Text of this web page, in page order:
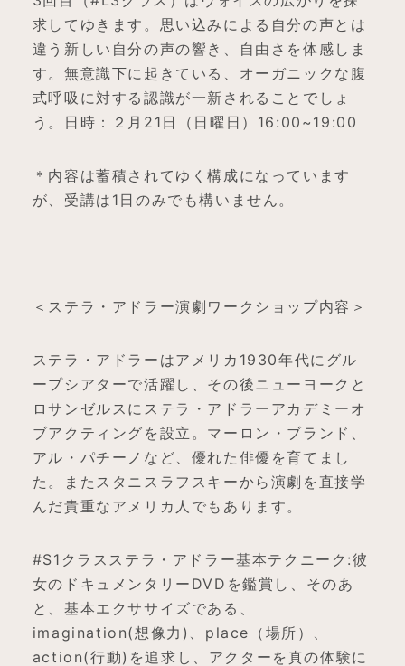
求してゆきます。思い込みによる自分の声とは
違う新しい自分の声の響き、自由さを体感しま
す。無意識下に起きている、オーガニックな腹
式呼吸に対する認識が一新されることでしょ
う。日時：２月21日（日曜日）16:00~19:00
＊内容は蓄積されてゆく構成になっています
が、受講は1日のみでも構いません。
＜ステラ・アドラー演劇ワークショップ内容＞
ステラ・アドラーはアメリカ1930年代にグル
ープシアターで活躍し、その後ニューヨークと
ロサンゼルスにステラ・アドラーアカデミーオ
ブアクティングを設立。マーロン・ブランド、
アル・パチーノなど、優れた俳優を育てまし
た。またスタニスラフスキーから演劇を直接学
んだ貴重なアメリカ人でもあります。
#S1クラスステラ・アドラー基本テクニーク:彼
女のドキュメンタリーDVDを鑑賞し、そのあ
と、基本エクササイズである、
imagination(想像力)、place（場所）、
action(行動)を追求し、アクターを真の体験に